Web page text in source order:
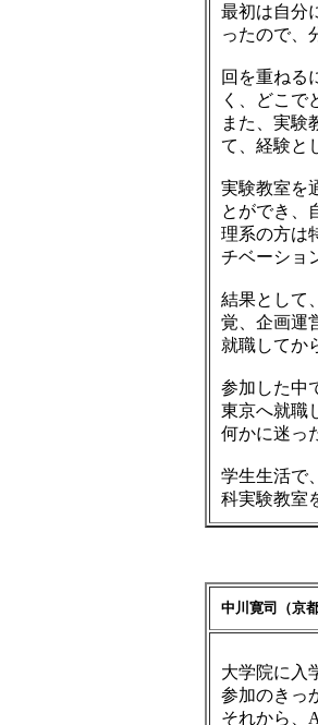
最初は自分
ったので、
回を重ねる
く、どこで
また、実験
て、経験と
実験教室を
とができ、
理系の方は
チベーショ
結果として
覚、企画運
就職してか
参加した中
東京へ就職
何かに迷っ
学生生活で
科実験教室
中川寛司（京
大学院に入
参加のきっ
それから、